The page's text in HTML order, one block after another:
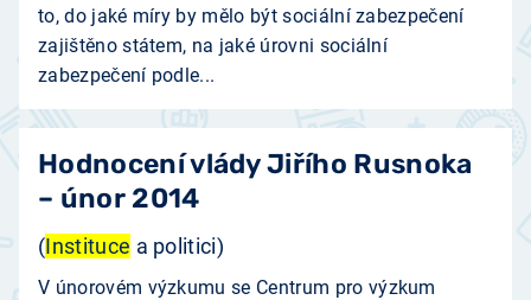
to, do jaké míry by mělo být sociální zabezpečení
zajištěno státem, na jaké úrovni sociální
zabezpečení podle...
Hodnocení vlády Jiřího Rusnoka
– únor 2014
(Instituce a politici)
V únorovém výzkumu se Centrum pro výzkum